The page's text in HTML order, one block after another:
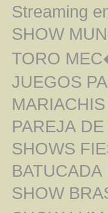
Streaming
SHOW
TORO
JUEGOS
PAREJA
SHOWS
SHOW